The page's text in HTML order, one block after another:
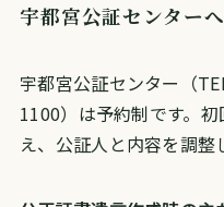
宇都宮公証センター
宇都宮公証センター（
1100）は予約制です。
え、公証人と内容を調整